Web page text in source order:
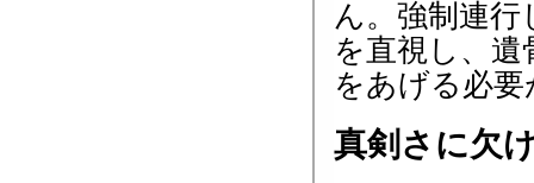
ん。強制連
を直視し、
をあげる必
真剣さに欠